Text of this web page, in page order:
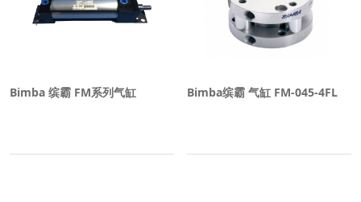
Bimba 缤霸 FM系列气缸 Bimba缤霸 气缸 FM-045-4FL